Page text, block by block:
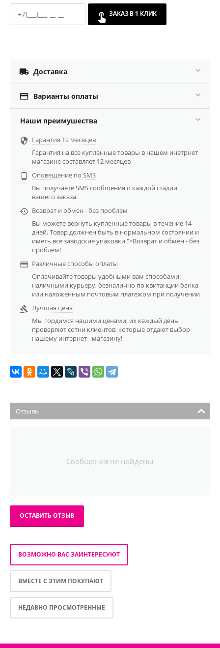
ЗАКАЗ В 1 КЛИК
 Доставка
 Варианты оплаты
Наши преимушества
 Гарантия 12 месяцев
Гарантия на все купленные товары в нашем инетрнет
магазине составляет 12 месяцев

Оповещение по SMS
Вы получаете SMS сообщения о каждой стадии
вашего заказа.
 Возврат и обмен - без проблем
Вы можете вернуть купленные товары в течение 14
дней. Товар должнен быть в нормальном состоянии и
иметь все заводские упаковки.">Возврат и обмен - без
проблем!
 Различные способы оплаты
Оплачивайте товары удобными вам способами:
наличными курьеру, безналично по квитанции банка
или наложенным почтовым платежом при получении

Лучшая цена
Мы гордимся нашими ценами, их каждый день
проверяют сотни клиентов, которые отдают выбор
нашему интернет - магазину!
Отзывы
Сообщения не найдены
ОСТАВИТЬ ОТЗЫВ
ВОЗМОЖНО ВАС ЗАИНТЕРЕСУЮТ
ВМЕСТЕ С ЭТИМ ПОКУПАЮТ
НЕДАВНО ПРОСМОТРЕННЫЕ